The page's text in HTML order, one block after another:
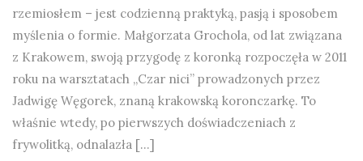
rzemiosłem – jest codzienną praktyką, pasją i sposobem
myślenia o formie. Małgorzata Grochola, od lat związana
z Krakowem, swoją przygodę z koronką rozpoczęła w 2011
roku na warsztatach „Czar nici” prowadzonych przez
Jadwigę Węgorek, znaną krakowską koronczarkę. To
właśnie wtedy, po pierwszych doświadczeniach z
frywolitką, odnalazła […]